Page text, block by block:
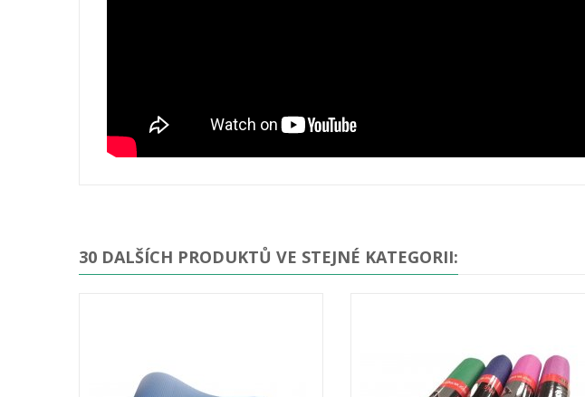
30 DALŠÍCH PRODUKTŮ VE STEJNÉ KATEGORII: